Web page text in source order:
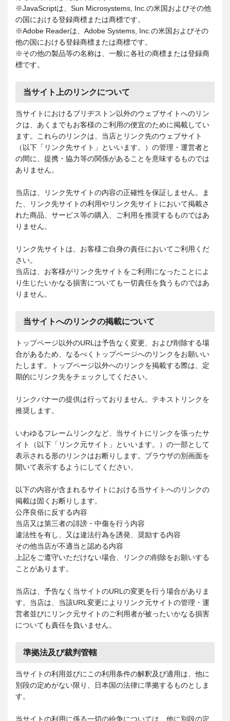
※JavaScriptは、Sun Microsystems, Inc.の米国およびその他
の国における登録商標または商標です。
※Adobe Readerは、Adobe Systems, Inc.の米国およびその
他の国における登録商標または商標です。
※その他の製品等の名称は、一般に各社の商標または登録商
標です。
当サイト上のリンクについて
当サイトにおけるブリヂストン以外のウェブサイトへのリン
クは、あくまでもお客様のご利用の便宜のために掲載してい
ます。これらのリンクは、当店とリンク先のウェブサイト
（以下「リンク先サイト」といいます。）の管理・運営者と
の間に、提携・協力等の関係があることを意味するものでは
ありません。
当店は、リンク先サイトの内容の正確性を保証しません。ま
た、リンク先サイトの利用やリンク先サイトにおいて掲載さ
れた商品、サービス等の購入、ご利用を推奨するものではあ
りません。
リンク先サイトは、お客様ご自身の責任においてご利用くだ
さい。
当店は、お客様がリンク先サイトをご利用になったことによ
り生じたいかなる損害についても一切責任を負うものではあ
りません。
当サイトへのリンクの掲載について
トップページ以外のURLは予告なく変更、および削除する場
合があるため、なるべくトップページへのリンクをお願いい
たします。トップページ以外へのリンクを掲載する際は、定
期的にリンク先をチェックしてください。
リンクバナーの提供は行っておりません。テキストリンクを
推奨します。
いわゆるフレームリンクなど、当サイトにリンクを張ったサ
イト（以下「リンク元サイト」といいます。）の一部として
表示される形のリンクはお断りします。ブラウザの別画面を
開いて表示するようにしてください。
以下の内容が含まれるサイトにおける当サイトへのリンクの
掲載は固くお断りします。
公序良俗に反する内容
当店又は第三者の誹謗・中傷を行う内容
違法性を有し、又は違法行為を誘発、奨励する内容
その他当店が不適当と認める内容
上記をご遵守いただけない場合、リンクの削除をお願いする
ことがあります。
当店は、予告なく当サイトのURLの変更を行う場合がありま
す。当店は、当該URL変更によりリンク元サイトの管理・運
営者並びにリンク元サイトのご利用者が被ったいかなる損害
についても責任を負いません。
準拠法及び裁判管轄
当サイトの利用並びにこの利用条件の解釈及び適用は、他に
別段の定めがない限り、日本国の法律に準拠するものとしま
す。
当サイトの利用に係る一切の紛争については、他に別段の定